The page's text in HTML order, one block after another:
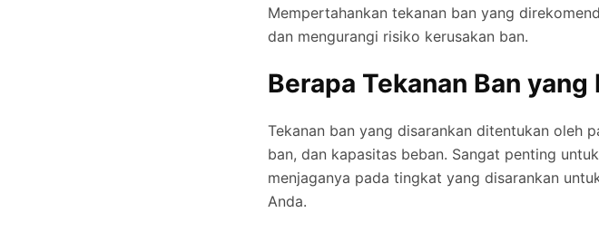
Mempertahankan tekanan ban yang
dan mengurangi risiko kerusakan ban.
Berapa Tekanan Ban
Tekanan ban yang disarankan ditentukan oleh
ban, dan kapasitas beban. Sangat penting
menjaganya pada tingkat yang disarankan
Anda.